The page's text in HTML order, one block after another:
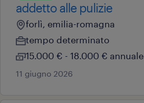
addetto alle pulizie
forlì, emilia-romagna
tempo determinato
15.000 € - 18.000 € annuale
11 giugno 2026